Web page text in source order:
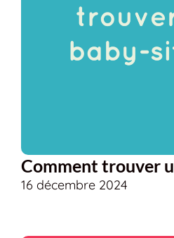
Comment trouver
16 décembre 2024